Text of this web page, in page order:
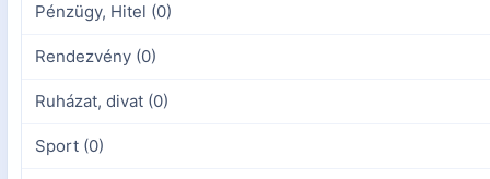
Pénzügy, Hitel (0)
Rendezvény (0)
Ruházat, divat (0)
Sport (0)